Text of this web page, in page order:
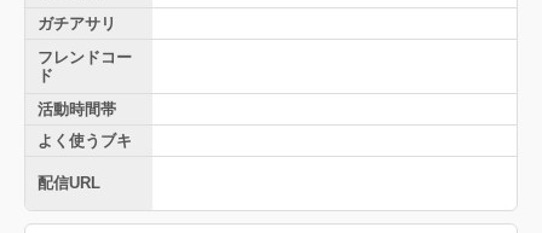
ガチアサリ
フレンドコー
ド
活動時間帯
よく使うブキ
配信URL